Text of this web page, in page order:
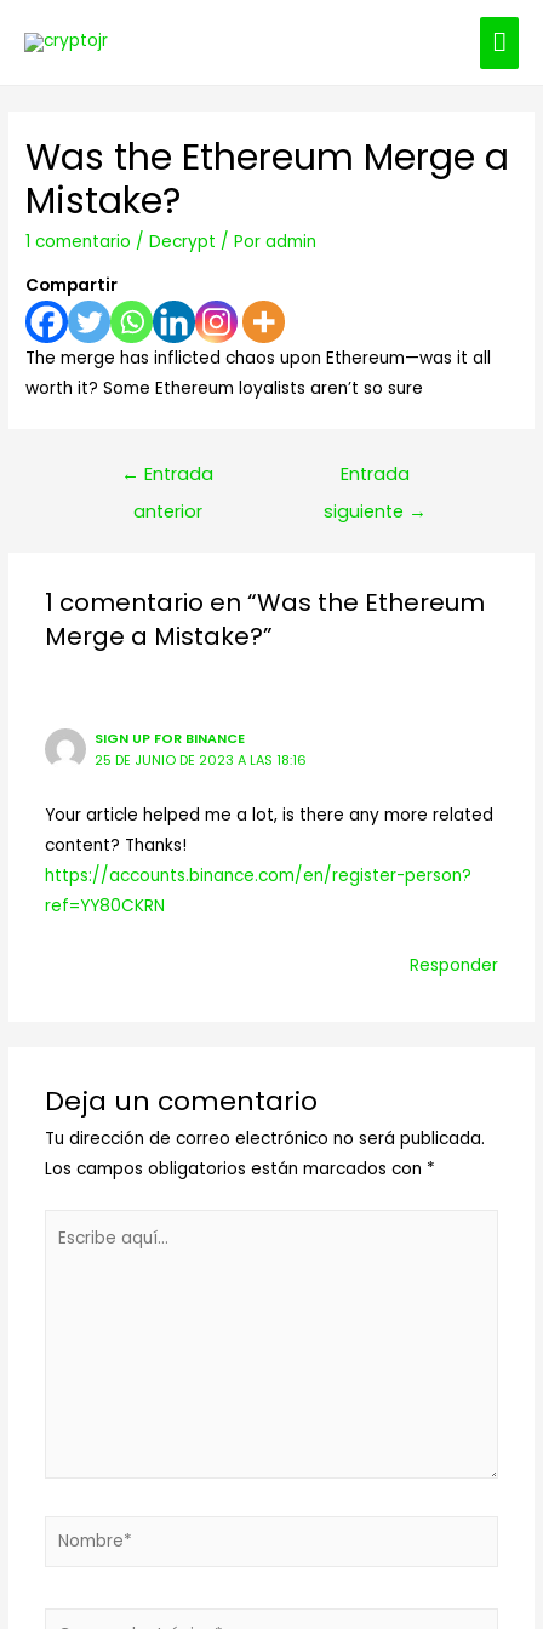
Was the Ethereum Merge a
Mistake?
1 comentario /Decrypt / Poradmin
Compartir
The merge has inflicted chaos upon Ethereum—was it all
worth it? Some Ethereum loyalists aren’t so sure
Navegación
← Entrada
anterior
Entrada
siguiente →
1 comentario en “Was the Ethereum
Merge a Mistake?”
SIGN UP FOR BINANCE
25 DE JUNIO DE 2023 A LAS 18:16
Your article helped me a lot, is there any more related
content? Thanks!
https://accounts.binance.com/en/register-person?
ref=YY80CKRN
Responder
Deja un comentario
Tu dirección de correo electrónico no será publicada.
Los campos obligatorios están marcados con *
Nombre*
Correo